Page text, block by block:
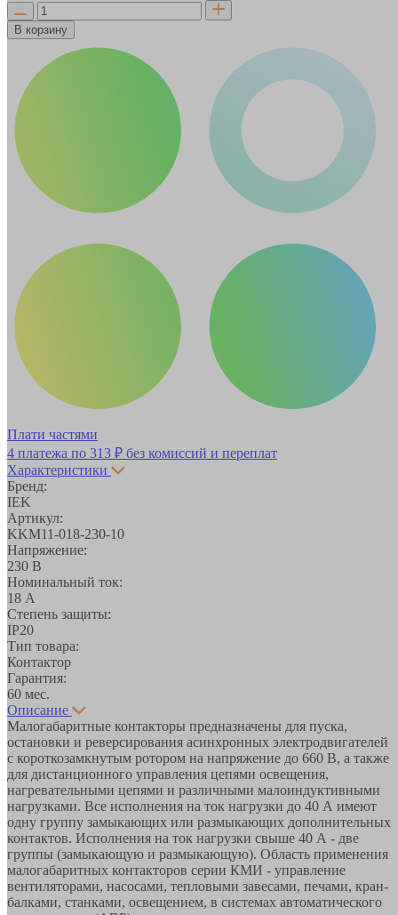
В корзину
Плати частями
4 платежа по 313 ₽ без комиссий и переплат
Характеристики
Бренд:
IEK
Артикул:
KKM11-018-230-10
Напряжение:
230 В
Номинальный ток:
18 А
Степень защиты:
IP20
Тип товара:
Контактор
Гарантия:
60 мес.
Описание
Малогабаритные контакторы предназначены для пуска,
остановки и реверсирования асинхронных электродвигателей
с короткозамкнутым ротором на напряжение до 660 В, а также
для дистанционного управления цепями освещения,
нагревательными цепями и различными малоиндуктивными
нагрузками. Все исполнения на ток нагрузки до 40 А имеют
одну группу замыкающих или размыкающих дополнительных
контактов. Исполнения на ток нагрузки свыше 40 А - две
группы (замыкающую и размыкающую). Область применения
малогабаритных контакторов серии КМИ - управление
вентиляторами, насосами, тепловыми завесами, печами, кран-
балками, станками, освещением, в системах автоматического